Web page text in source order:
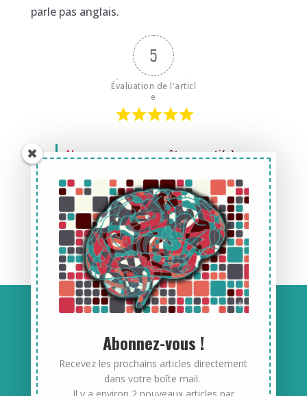
parle pas anglais.
5
Évaluation de l'articl
e
Abonnez-vouspour être averti(e)
toutes les deux semaines).
Retrouvez-moisur LinkedInpour
échanger sur cet article.
Anne-Laure Delpech
EURL Anne-Laure Delpech Conseil
8 LD Kerprigent – 29720 Plonéour-Lanvern
Abonnez-vous !
Recevez les prochains articles directement
dans votre boîte mail.